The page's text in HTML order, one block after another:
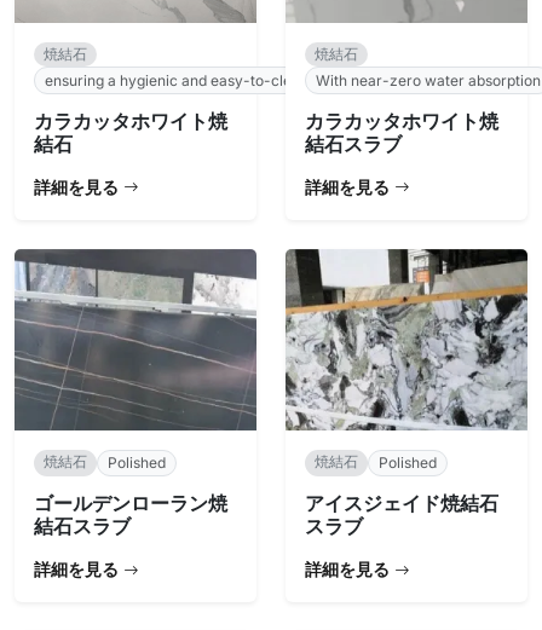
焼結石
ensuring a hygienic and easy-to-clean surface.
カラカッタホワイト焼
結石
詳細を見る
焼結石
With near-zero water absorption
カラカッタホワイト焼
結石スラブ
詳細を見る
焼結石 Polished
ゴールデンローラン焼
結石スラブ
詳細を見る
焼結石 Polished
アイスジェイド焼結石
スラブ
詳細を見る